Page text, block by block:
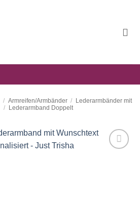
/ Armreifen/Armbänder /
Lederarmbänder mit
/ Lederarmband Doppelt